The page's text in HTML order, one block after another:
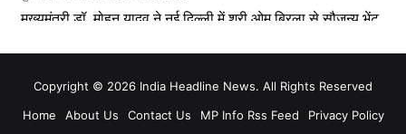
Copyright © 2026 India Headline News. All Rights Reserved
Home
About Us Contact Us MP Info Rss Feed Privacy Policy